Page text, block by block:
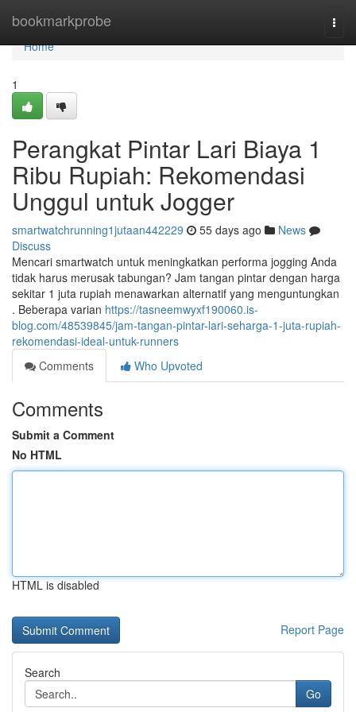
bookmarkprobe
Home
Home
1
Perangkat Pintar Lari Biaya 1
Ribu Rupiah: Rekomendasi
Unggul untuk Jogger
smartwatchrunning1jutaan442229 55 days ago
News
Discuss
Mencari smartwatch untuk meningkatkan performa jogging Anda
tidak harus merusak tabungan? Jam tangan pintar dengan harga
sekitar 1 juta rupiah menawarkan alternatif yang menguntungkan
. Beberapa varian https://tasneemwyxf190060.is-
blog.com/48539845/jam-tangan-pintar-lari-seharga-1-juta-rupiah-
rekomendasi-ideal-untuk-runners
Comments
Who Upvoted
Comments
Submit a Comment
No HTML
HTML is disabled
Report Page
Search
Go